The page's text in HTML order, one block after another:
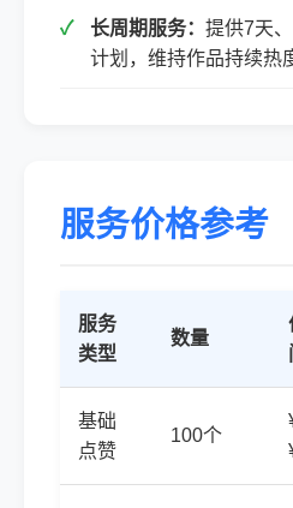
长周期服务： 提供7天
计划，维持作品持续热
服务价格参考
服务
类型
数量
基础
点赞
100个